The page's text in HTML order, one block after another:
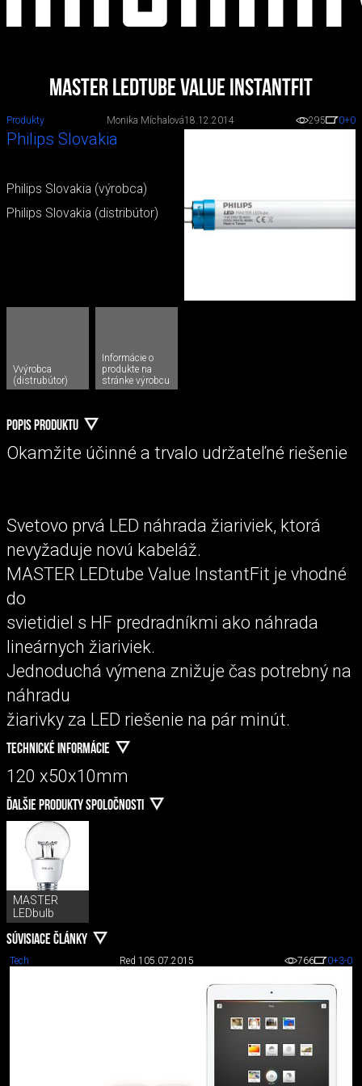
MASTER LEDtube Value InstantFit
Produkty Monika Míchalová18.12.2014 295 0+0
Philips Slovakia
Philips Slovakia (výrobca)
Philips Slovakia (distribútor)
Vvýrobca
(distrubútor)
Informácie o
produkte na
stránke výrobcu
POPIS PRODUKTU
Okamžite účinné a trvalo udržateľné riešenie
Svetovo prvá LED náhrada žiariviek, ktorá
nevyžaduje novú kabeláž.
MASTER LEDtube Value InstantFit je vhodné
do
svietidiel s HF predradníkmi ako náhrada
lineárnych žiariviek.
Jednoduchá výmena znižuje čas potrebný na
náhradu
žiarivky za LED riešenie na pár minút.
TECHNICKÉ INFORMÁCIE
120 x50x10mm
ĎALŠIE PRODUKTY SPOLOČNOSTI
MASTER
LEDbulb
SÚVISIACE ČLÁNKY
Tech Red 1 05.07.2015 766 0+3-0